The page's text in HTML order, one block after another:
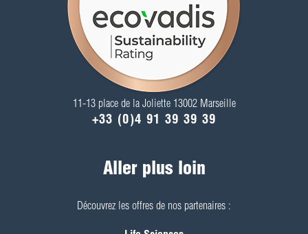
11-13 place de la Joliette 13002 Marseille
+33 (0)4 91 39 39 39
Aller plus loin
Découvrez les offres de nos partenaires :